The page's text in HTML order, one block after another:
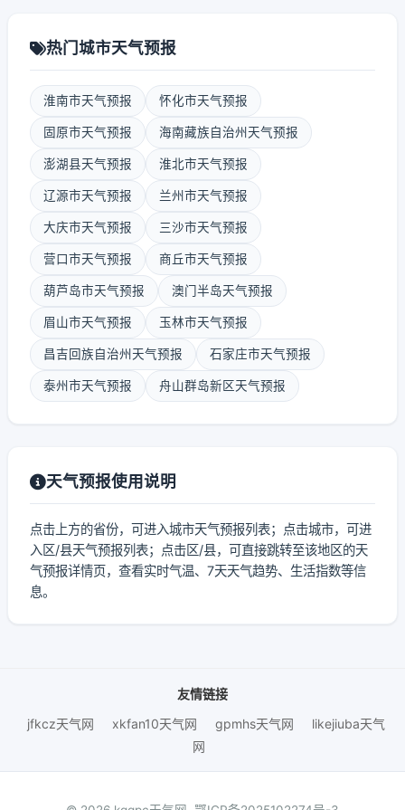
热门城市天气预报
淮南市天气预报 怀化市天气预报
固原市天气预报 海南藏族自治州天气预报
澎湖县天气预报 淮北市天气预报
辽源市天气预报 兰州市天气预报
大庆市天气预报 三沙市天气预报
营口市天气预报 商丘市天气预报
葫芦岛市天气预报 澳门半岛天气预报
眉山市天气预报 玉林市天气预报
昌吉回族自治州天气预报 石家庄市天气预报
泰州市天气预报 舟山群岛新区天气预报
天气预报使用说明
点击上方的省份，可进入城市天气预报列表；点击城市，可进
入区/县天气预报列表；点击区/县，可直接跳转至该地区的天
气预报详情页，查看实时气温、7天天气趋势、生活指数等信
息。
友情链接
jfkcz天气网
xkfan10天气网 gpmhs天气网
likejiuba天气
网